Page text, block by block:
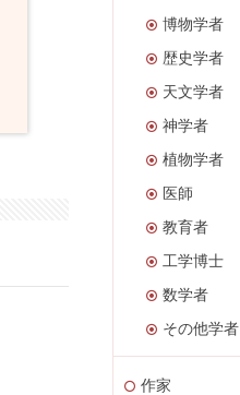
博物学者
歴史学者
天文学者
神学者
植物学者
医師
教育者
工学博士
数学者
その他学者
作家